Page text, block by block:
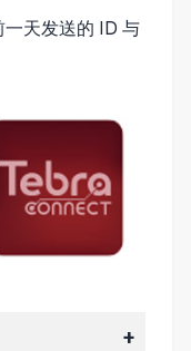
天发送的 ID 与